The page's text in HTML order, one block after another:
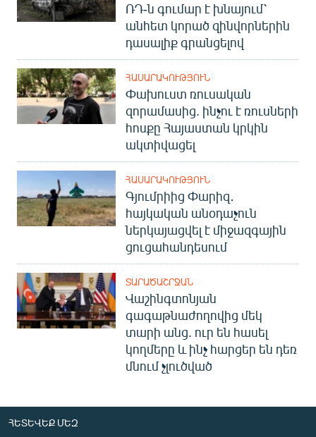
ՌԴ-ն գումար է խնայում՝
անհետ կորած զինվորներին
դասալիք գրանցելով
ՀԱՍԱՐԱԿՈՒԹՅՈՒՆ
Փախուստ ռուսական
զորամասից. ինչու է ռուսների
հոսքը Հայաստան կրկին
ակտիվացել
ՀԱՍԱՐԱԿՈՒԹՅՈՒՆ
Գյումրիից Փարիզ․
հայկական անօդաչուն
ներկայացվել է միջազգային
ցուցահանդեսում
ՏԱՐԱԾԱՇՐՋԱՆ
Վաշինգտոնյան
գագաթնաժողովից մեկ
տարի անց. ուր են հասել
կողմերը և ինչ հարցեր են դեռ
մնում չլուծված
ՀԵՏԵՎԵՔ ՄԵԶ